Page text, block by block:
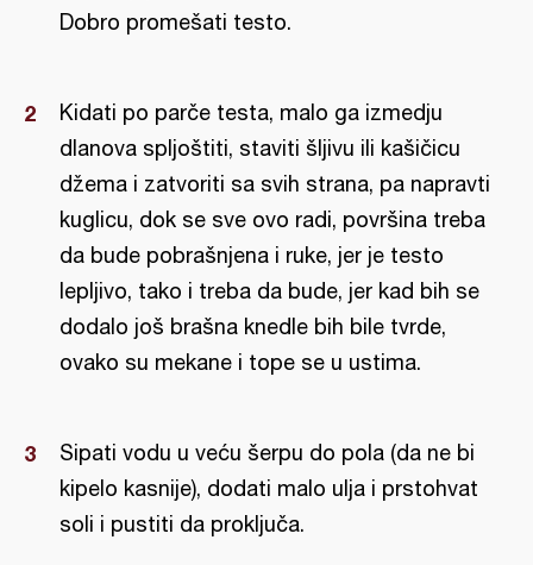
Dobro promešati testo.
Kidati po parče testa, malo ga izmedju
dlanova spljoštiti, staviti šljivu ili kašičicu
džema i zatvoriti sa svih strana, pa napravti
kuglicu, dok se sve ovo radi, površina treba
da bude pobrašnjena i ruke, jer je testo
lepljivo, tako i treba da bude, jer kad bih se
dodalo još brašna knedle bih bile tvrde,
ovako su mekane i tope se u ustima.
Sipati vodu u veću šerpu do pola (da ne bi
kipelo kasnije), dodati malo ulja i prstohvat
soli i pustiti da proključa.